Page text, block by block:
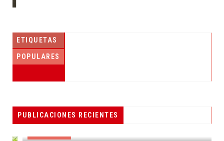
ETIQUETAS
POPULARES
PUBLICACIONES RECIENTES
PESCADORES RECIBEN EQUIPO DE
RADIOCOMUNICACIÓN